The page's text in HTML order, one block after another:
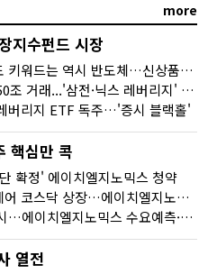
more
지수펀드 시장
변동성에도 키워드는 역시 반도체…신상품은 우주·방산
이번주만 50조 거래...'삼전·닉스 레버리지' 수익률은 -30%
버리지 ETF 독주…'증시 블랙홀'
핵심만 콕
확정' 에이치엘지노믹스 청약
레몬헬스케어 코스닥 상장…에이치엘지노믹스 수요예측
코스닥 러시…에이치엘지노믹스 수요예측·레메디 청약
열전